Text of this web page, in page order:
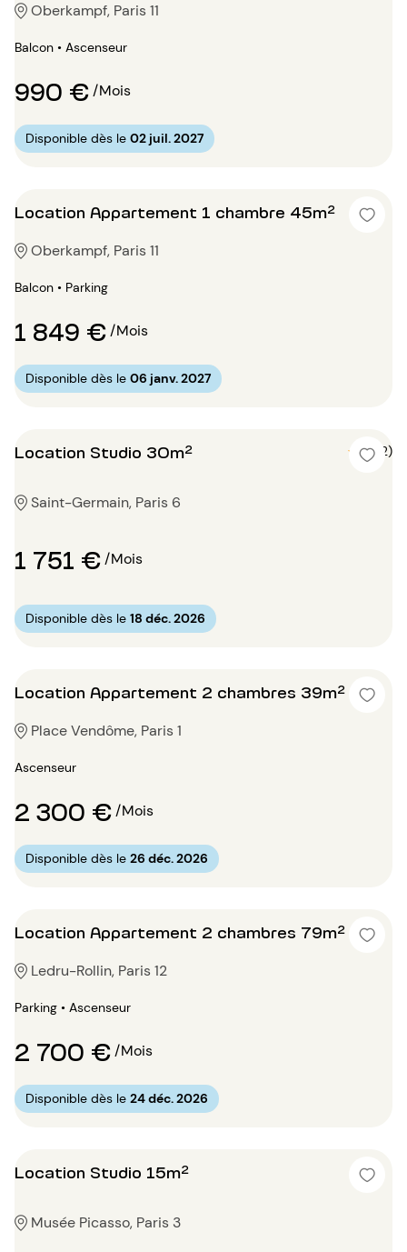
Oberkampf, Paris 11
Balcon • Ascenseur
990 €/Mois
Disponible dès le 02 juil. 2027
Location Appartement 1 chambre 45m²
Oberkampf, Paris 11
Balcon • Parking
1 849 €/Mois
Disponible dès le 06 janv. 2027
Location Studio 30m² 5 (2)
Saint-Germain, Paris 6
1 751 €/Mois
Disponible dès le 18 déc. 2026
Location Appartement 2 chambres 39m²
Place Vendôme, Paris 1
Ascenseur
2 300 €/Mois
Disponible dès le 26 déc. 2026
Location Appartement 2 chambres 79m²
Ledru-Rollin, Paris 12
Parking • Ascenseur
2 700 €/Mois
Disponible dès le 24 déc. 2026
Location Studio 15m²
Musée Picasso, Paris 3